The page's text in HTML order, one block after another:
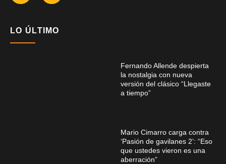
LO ÚLTIMO
Fernando Allende despierta
la nostalgia con nueva
versión del clásico “Llegaste
a tiempo”
Mario Cimarro carga contra
‘Pasión de gavilanes 2’: “Eso
que ustedes vieron es una
aberración”